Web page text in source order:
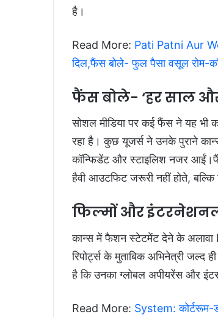
है।
Read More: Pati Patni Aur
दिल,फैंस बोले- फुल पैसा वसूल रोम-
फैंस बोले- ‘हर साल और
सोशल मीडिया पर कई फैंस ने यह भी
रहा है। कुछ यूजर्स ने उनके पुराने
कॉन्फिडेंट और स्टाइलिश नजर
हैवी आउटफिट जरूरी नहीं होते,
फिल्मों और इंटरनेशनल
कान्स में फैशन स्टेटमेंट देने के अलावा
रिपोर्ट्स के मुताबिक अभिनेत्री
है कि उनका ग्लोबल अपीयरेंस और
Read More: System: कोर्टरूम-